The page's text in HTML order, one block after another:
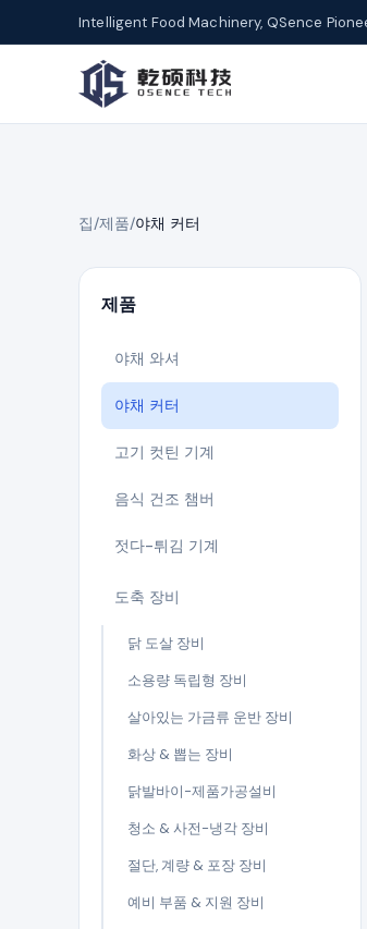
Intelligent Food Machinery, QSence
집/제품/야채 커터
제품
야채 와셔
야채 커터
고기 컷틴 기계
음식 건조 챔버
젓다-튀김 기계
도축 장비
닭 도살 장비
소용량 독립형 장비
살아있는 가금류 운반 장비
화상 & 뽑는 장비
닭발바이-제품가공설비
청소 & 사전-냉각 장비
절단, 계량 & 포장 장비
예비 부품 & 지원 장비